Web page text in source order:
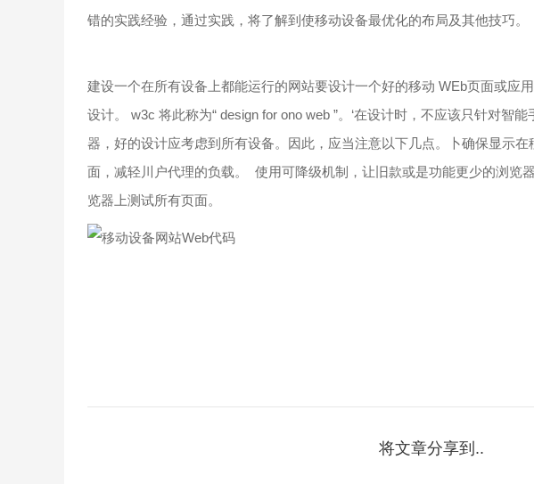
错的实践经验，通过实践，将了解到使移动设备最优化的布局及其他技巧。
建设一个在所有设备上都能运行的网站要设计一个好的移动 WEb页面或应
设计。 w3c 将此称为“ design for ono web ”。‘在设计时，不应该只针对智
器，好的设计应考虑到所有设备。因此，应当注意以下几点。卜确保显示
面，减轻川户代理的负载。 使用可降级机制，让旧款或是功能更少的浏览
览器上测试所有页面。
将文章分享到..